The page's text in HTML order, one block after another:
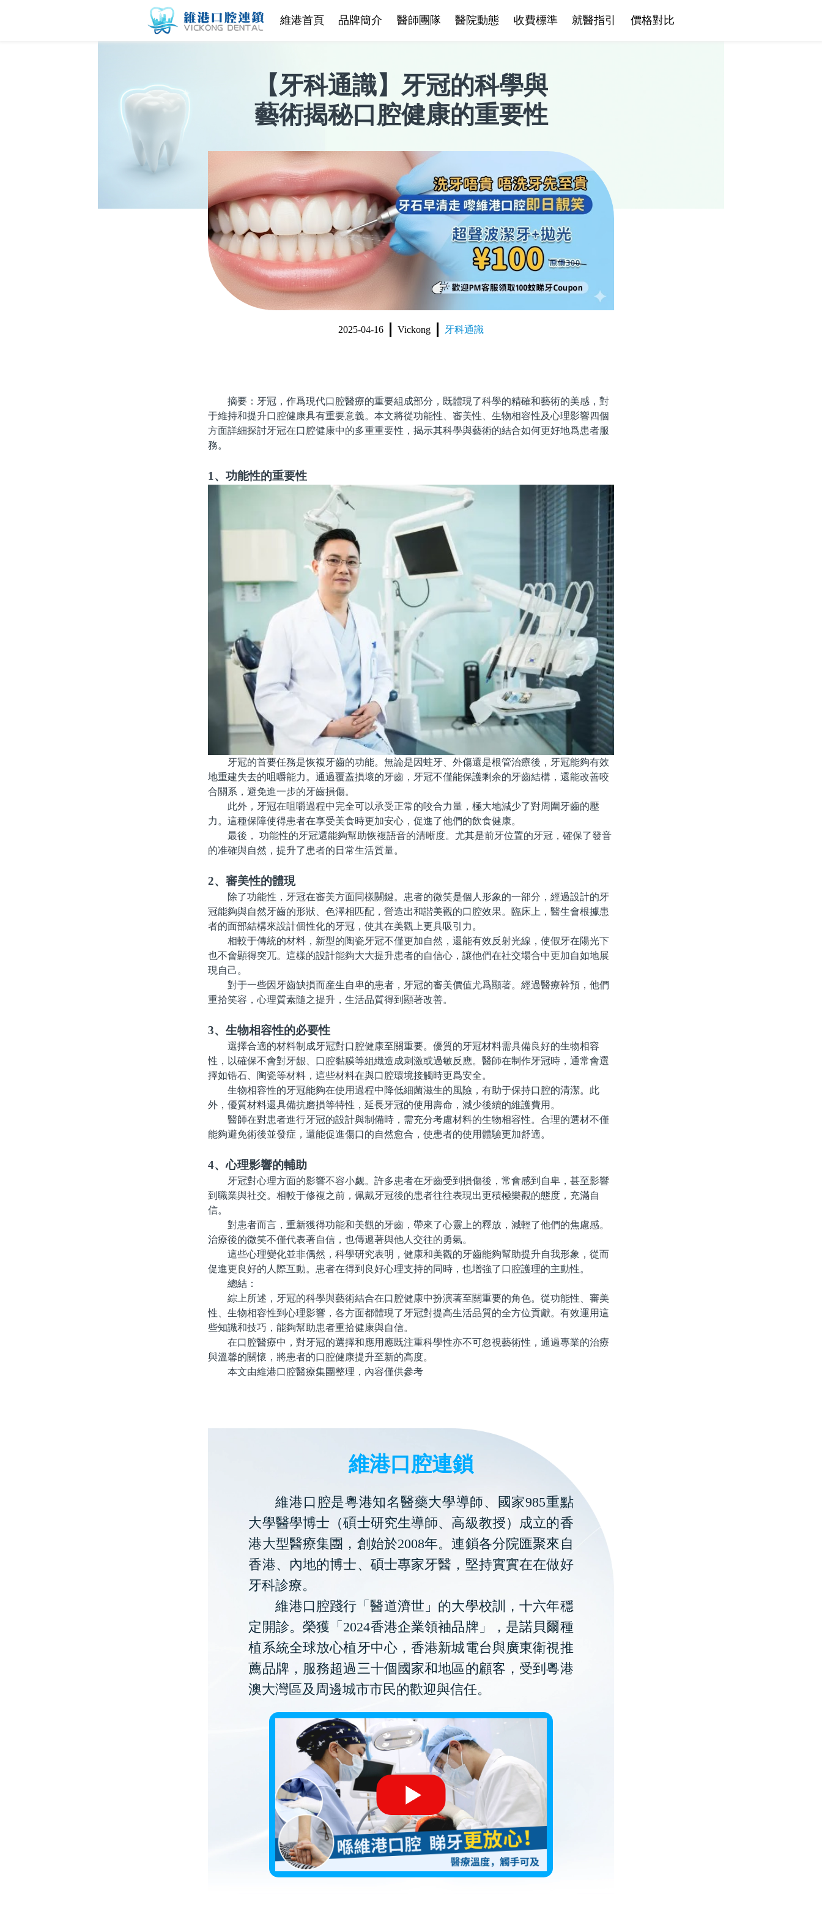
維港首頁 品牌簡介 醫師團隊 醫院動態 收費標準 就醫指引 價格對比
【牙科通識】 牙冠的科學與
藝術揭秘口腔健康的重要性
2025-04-16 Vickong 牙科通識
摘要：牙冠，作爲現代口腔醫療的重要組成部分，既體現了科學的精確和藝術的美感，對
于維持和提升口腔健康具有重要意義。本文將從功能性、審美性、生物相容性及心理影響四個
方面詳細探討牙冠在口腔健康中的多重重要性，揭示其科學與藝術的結合如何更好地爲患者服
務。
1、功能性的重要性
牙冠的首要任務是恢複牙齒的功能。無論是因蛀牙、外傷還是根管治療後，牙冠能夠有效
地重建失去的咀嚼能力。通過覆蓋損壞的牙齒，牙冠不僅能保護剩余的牙齒結構，還能改善咬
合關系，避免進一步的牙齒損傷。
此外，牙冠在咀嚼過程中完全可以承受正常的咬合力量，極大地減少了對周圍牙齒的壓
力。這種保障使得患者在享受美食時更加安心，促進了他們的飲食健康。
最後， 功能性的牙冠還能夠幫助恢複語音的清晰度。尤其是前牙位置的牙冠，確保了發音
的准確與自然，提升了患者的日常生活質量。
2、審美性的體現
除了功能性，牙冠在審美方面同樣關鍵。患者的微笑是個人形象的一部分，經過設計的牙
冠能夠與自然牙齒的形狀、色澤相匹配，營造出和諧美觀的口腔效果。臨床上，醫生會根據患
者的面部結構來設計個性化的牙冠，使其在美觀上更具吸引力。
相較于傳統的材料，新型的陶瓷牙冠不僅更加自然，還能有效反射光線，使假牙在陽光下
也不會顯得突兀。這樣的設計能夠大大提升患者的自信心，讓他們在社交場合中更加自如地展
現自己。
對于一些因牙齒缺損而産生自卑的患者，牙冠的審美價值尤爲顯著。經過醫療幹預，他們
重拾笑容，心理質素隨之提升，生活品質得到顯著改善。
3、生物相容性的必要性
選擇合適的材料制成牙冠對口腔健康至關重要。優質的牙冠材料需具備良好的生物相容
性，以確保不會對牙龈、口腔黏膜等組織造成刺激或過敏反應。醫師在制作牙冠時，通常會選
擇如锆石、陶瓷等材料，這些材料在與口腔環境接觸時更爲安全。
生物相容性的牙冠能夠在使用過程中降低細菌滋生的風險，有助于保持口腔的清潔。此
外，優質材料還具備抗磨損等特性，延長牙冠的使用壽命，減少後續的維護費用。
醫師在對患者進行牙冠的設計與制備時，需充分考慮材料的生物相容性。合理的選材不僅
能夠避免術後並發症，還能促進傷口的自然愈合，使患者的使用體驗更加舒適。
4、心理影響的輔助
牙冠對心理方面的影響不容小觑。許多患者在牙齒受到損傷後，常會感到自卑，甚至影響
到職業與社交。相較于修複之前，佩戴牙冠後的患者往往表現出更積極樂觀的態度，充滿自
信。
對患者而言，重新獲得功能和美觀的牙齒，帶來了心靈上的釋放，減輕了他們的焦慮感。
治療後的微笑不僅代表著自信，也傳遞著與他人交往的勇氣。
這些心理變化並非偶然，科學研究表明，健康和美觀的牙齒能夠幫助提升自我形象，從而
促進更良好的人際互動。患者在得到良好心理支持的同時，也增強了口腔護理的主動性。
總結：
綜上所述，牙冠的科學與藝術結合在口腔健康中扮演著至關重要的角色。從功能性、審美
性、生物相容性到心理影響，各方面都體現了牙冠對提高生活品質的全方位貢獻。有效運用這
些知識和技巧，能夠幫助患者重拾健康與自信。
在口腔醫療中，對牙冠的選擇和應用應既注重科學性亦不可忽視藝術性，通過專業的治療
與溫馨的關懷，將患者的口腔健康提升至新的高度。
本文由維港口腔醫療集團整理，內容僅供參考
維港口腔連鎖
維港口腔是粵港知名醫藥大學導師、國家985重點
大學醫學博士（碩士研究生導師、高級教授）成立的香
港大型醫療集團，創始於2008年。連鎖各分院匯聚來自
香港、內地的博士、碩士專家牙醫，堅持實實在在做好
牙科診療。
維港口腔踐行「醫道濟世」的大學校訓，十六年穩
定開診。榮獲「2024香港企業領袖品牌」，是諾貝爾種
植系統全球放心植牙中心，香港新城電台與廣東衛視推
薦品牌，服務超過三十個國家和地區的顧客，受到粵港
澳大灣區及周邊城市市民的歡迎與信任。